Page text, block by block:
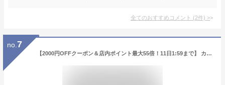
全てのおすすめコメント (2件) >
no. 7
【2000円OFFクーポン＆店内ポイント最大55倍！11日1:59まで】 カシオ Gショック G-SHOCK STANDARD アナログ/デジタルコンビネーションモデル ブラック×ブラック AW-590-1AJF [正規品] メンズ 腕時計 AW5901AJF 【あす楽】